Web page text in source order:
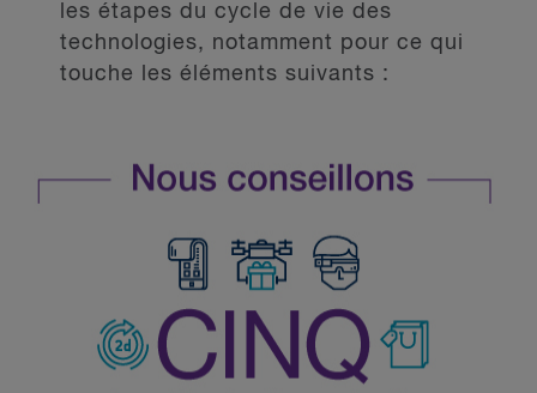
les étapes du cycle de vie des
technologies, notamment pour ce qui
touche les éléments suivants :